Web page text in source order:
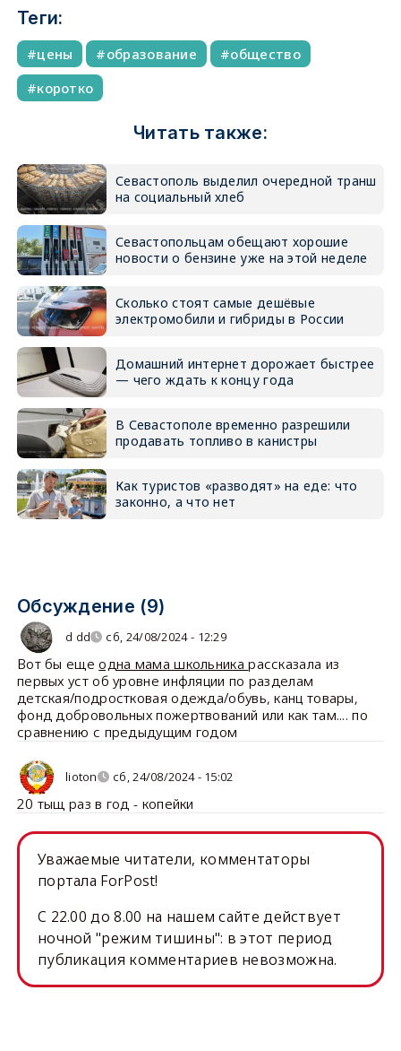
Теги:
цены образование
общество
коротко
Читать также:
Севастополь выделил очередной транш
на социальный хлеб
Севастопольцам обещают хорошие
новости о бензине уже на этой неделе
Сколько стоят самые дешёвые
электромобили и гибриды в России
Домашний интернет дорожает быстрее
— чего ждать к концу года
В Севастополе временно разрешили
продавать топливо в канистры
Как туристов «разводят» на еде: что
законно, а что нет
Обсуждение (9)
d dd сб, 24/08/2024 - 12:29
Вот бы ещеодна мама школьникарассказала из
первых уст об уровне инфляции по разделам
детская/подростковая одежда/обувь, канц товары,
фонд добровольных пожертвований или как там.... по
сравнению с предыдущим годом
lioton сб, 24/08/2024 - 15:02
20 тыщ раз в год - копейки
Уважаемые читатели, комментаторы
портала ForPost!
C 22.00 до 8.00 на нашем сайте действует
ночной "режим тишины": в этот период
публикация комментариев невозможна.